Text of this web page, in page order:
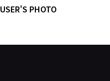
USER'S PHOTO